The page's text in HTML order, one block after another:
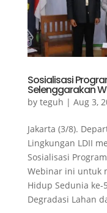
Sosialisasi
Selenggarakan
by teguh | Aug 3,
Jakarta (3/8).
Lingkungan LDII
Sosialisasi
Webinar ini untuk
Hidup Sedunia ke-
Degradasi Lahan